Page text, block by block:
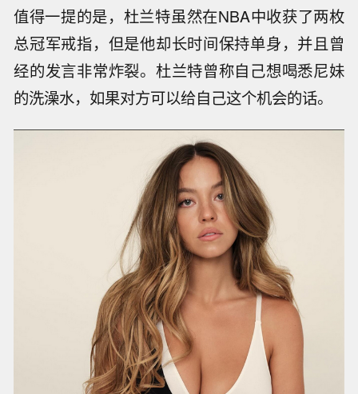
值得一提的是，杜兰特虽然在NBA中收获了两枚
总冠军戒指，但是他却长时间保持单身，并且曾
经的发言非常炸裂。杜兰特曾称自己想喝悉尼妹
的洗澡水，如果对方可以给自己这个机会的话。